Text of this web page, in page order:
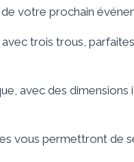
votre prochain
trois trous,
avec des dimensions
vous permettront de